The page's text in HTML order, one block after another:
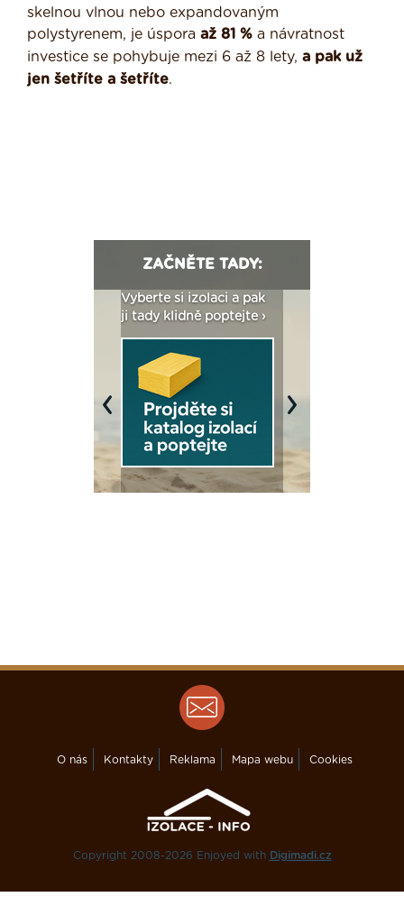
skelnou vlnou nebo expandovaným
polystyrenem, je úspora až 81 % a návratnost
investice se pohybuje mezi 6 až 8 lety, a pak už
jen šetříte a šetříte.
ZAČNĚTE TADY:
Vyberte si izolaci a pak
ji tady klidně poptejte ›
Previous Next
O nás Kontakty Reklama Mapa webu Cookies
Copyright 2008-2026 Enjoyed with Digimadi.cz